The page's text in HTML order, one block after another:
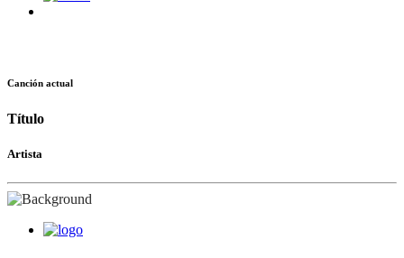
Canción actual
Título
Artista